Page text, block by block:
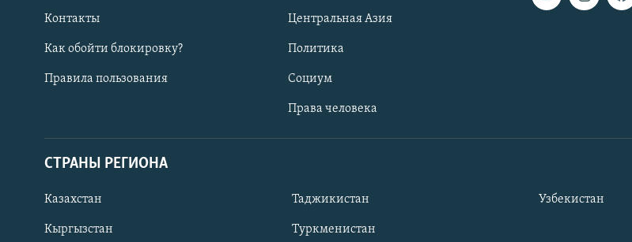
Контакты
Как обойти блокировку?
Правила пользования
Центральная Азия
Политика
Социум
Права человека
СТРАНЫ РЕГИОНА
Казахстан
Кыргызстан
Таджикистан
Туркменистан
Узбекистан